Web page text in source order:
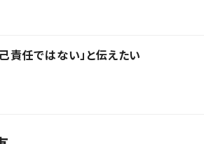
任ではない」と伝えたい